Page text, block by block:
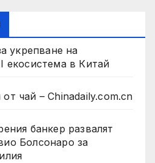
укрепване на
екосистема в Китай
чай – Chinadaily.com.cn
банкер развалят
Болсонаро за